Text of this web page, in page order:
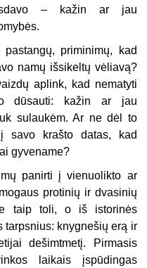
– kažin ar jau
priminimų, kad
namų išsikeltų vėliavą?
aplink, kad nematyti
dūsauti: kažin ar jau
sulaukėm. Ar ne dėl to
savo krašto datas, kad
gyvename?
panirti į vienuolikto ar
protinių ir dvasinių
taip toli, o iš istorinės
tarpsnius: knygnešių erą ir
dešimtmetį. Pirmasis
laikais įspūdingas